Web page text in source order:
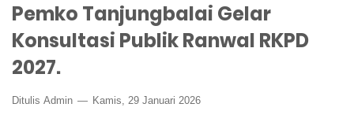
Pemko Tanjungbalai Gelar
Konsultasi Publik Ranwal RKPD
2027.
Ditulis Admin Kamis, 29 Januari 2026